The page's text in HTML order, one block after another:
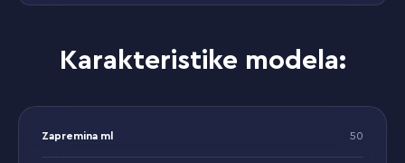
Karakteristike modela:
Zapremina ml 50